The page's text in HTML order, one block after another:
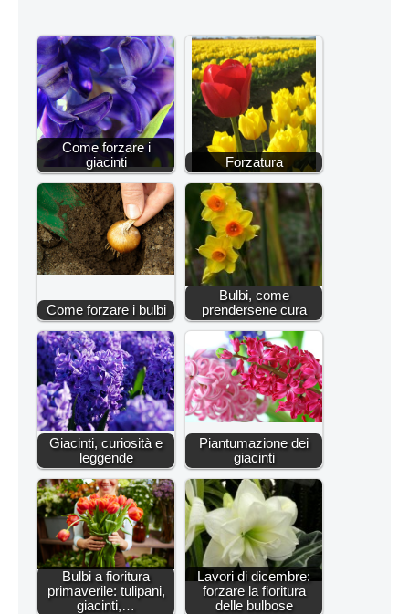
Come forzare i
giacinti
Forzatura
Come forzare i bulbi
Bulbi, come
prendersene cura
Giacinti, curiosità e
leggende
Piantumazione dei
giacinti
Bulbi a fioritura
primaverile: tulipani,
giacinti,…
Lavori di dicembre:
forzare la fioritura
delle bulbose